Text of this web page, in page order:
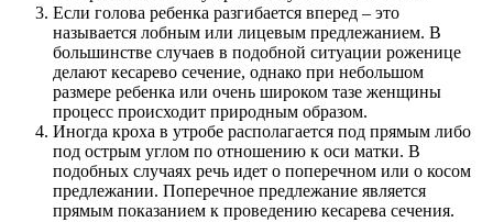
Если голова ребенка разгибается вперед – это
называется лобным или лицевым предлежанием. В
большинстве случаев в подобной ситуации роженице
делают кесарево сечение, однако при небольшом
размере ребенка или очень широком тазе женщины
процесс происходит природным образом.
Иногда кроха в утробе располагается под прямым либо
под острым углом по отношению к оси матки. В
подобных случаях речь идет о поперечном или о косом
предлежании. Поперечное предлежание является
прямым показанием к проведению кесарева сечения.